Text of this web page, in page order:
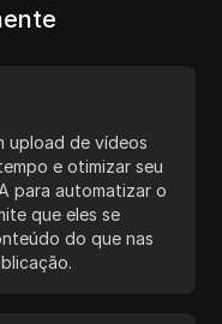
upload de vídeos
e otimizar seu
para automatizar o
que eles se
do que nas